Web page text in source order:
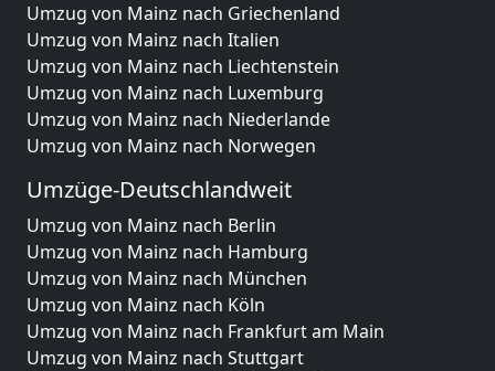
Umzug von Mainz nach Griechenland
Umzug von Mainz nach Italien
Umzug von Mainz nach Liechtenstein
Umzug von Mainz nach Luxemburg
Umzug von Mainz nach Niederlande
Umzug von Mainz nach Norwegen
Umzüge-Deutschlandweit
Umzug von Mainz nach Berlin
Umzug von Mainz nach Hamburg
Umzug von Mainz nach München
Umzug von Mainz nach Köln
Umzug von Mainz nach Frankfurt am Main
Umzug von Mainz nach Stuttgart